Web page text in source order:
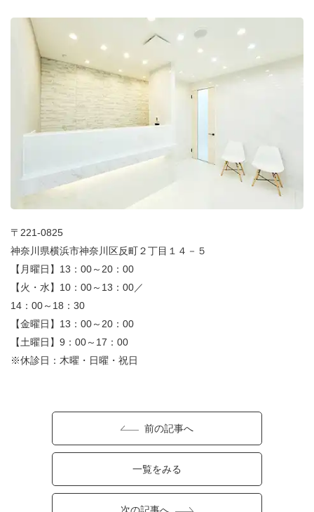
〒221-0825
神奈川県横浜市神奈川区反町２丁目１４－５
【月曜日】13：00～20：00
【火・水】10：00～13：00／
14：00～18：30
【金曜日】13：00～20：00
【土曜日】9：00～17：00
※休診日：木曜・日曜・祝日
前の記事へ
一覧をみる
次の記事へ